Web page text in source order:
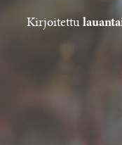
Kirjoitettu